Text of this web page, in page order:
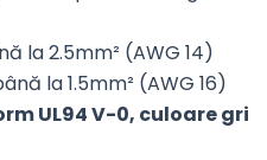
la 2.5mm² (AWG 14)
la 1.5mm² (AWG 16)
UL94 V-0, culoare gri